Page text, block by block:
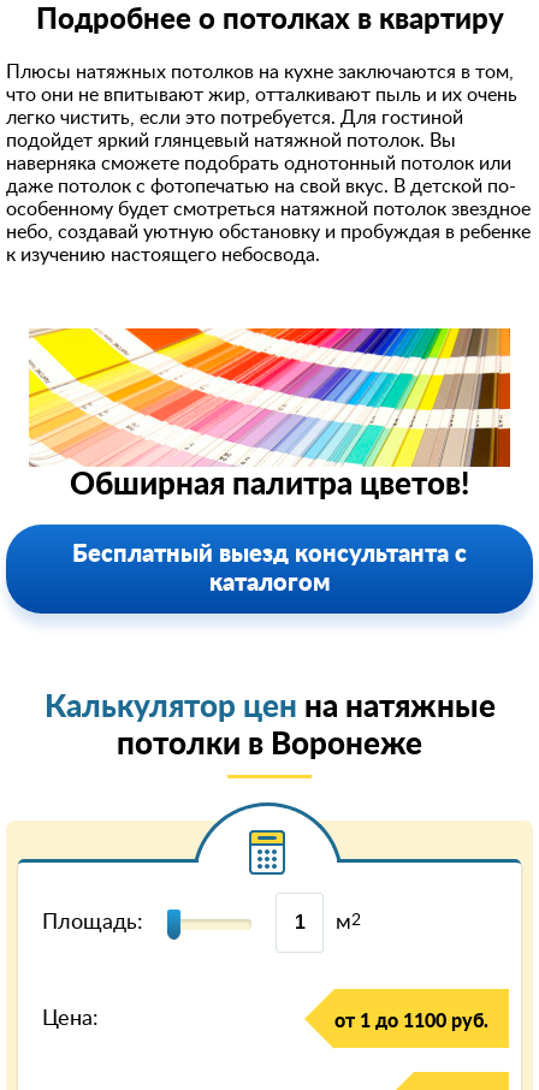
Подробнее о потолках в квартиру
Плюсы натяжных потолков на кухне заключаются в том,
что они не впитывают жир, отталкивают пыль и их очень
легко чистить, если это потребуется. Для гостиной
подойдет яркий глянцевый натяжной потолок. Вы
наверняка сможете подобрать однотонный потолок или
даже потолок с фотопечатью на свой вкус. В детской по-
особенному будет смотреться натяжной потолок звездное
небо, создавай уютную обстановку и пробуждая в ребенке
к изучению настоящего небосвода.
Обширная палитра цветов!
Бесплатный выезд консультанта с
каталогом
Калькулятор цен на натяжные
потолки в Воронеже
Площадь: м2
Цена: от 1 до 1100 руб.